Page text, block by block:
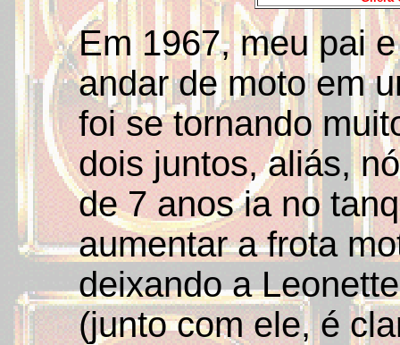
Em 1967, meu pai
andar de moto em
foi se tornando
dois juntos, aliás,
de 7 anos ia no
aumentar a frota
deixando a
(junto com ele, é